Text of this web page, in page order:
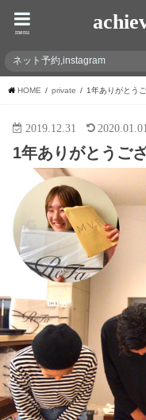
menu
ネット予約,instagram
HOME private 1年ありがとう
2019.12.31
1年ありがとうご